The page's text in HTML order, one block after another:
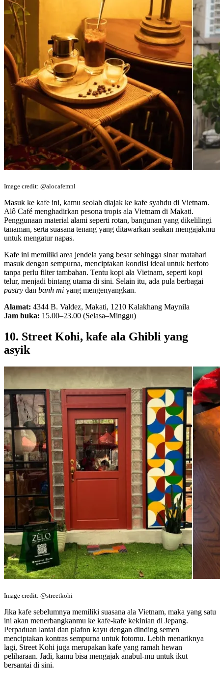
Image credit: @alocafemnl
Masuk ke kafe ini, kamu seolah diajak ke kafe syahdu di Vietnam.
Alô Café menghadirkan pesona tropis ala Vietnam di Makati.
Penggunaan material alami seperti rotan, bangunan yang dikelilingi
tanaman, serta suasana tenang yang ditawarkan seakan mengajakmu
untuk mengatur napas.
Kafe ini memiliki area jendela yang besar sehingga sinar matahari
masuk dengan sempurna, menciptakan kondisi ideal untuk berfoto
tanpa perlu filter tambahan. Tentu kopi ala Vietnam, seperti kopi
telur, menjadi bintang utama di sini. Selain itu, ada pula berbagai
pastry dan banh mi yang mengenyangkan.
Alamat: 4344 B. Valdez, Makati, 1210 Kalakhang Maynila
Jam buka: 15.00–23.00 (Selasa–Minggu)
10. Street Kohi, kafe ala Ghibli yang
asyik
Image credit: @streetkohi
Jika kafe sebelumnya memiliki suasana ala Vietnam, maka yang satu
ini akan menerbangkanmu ke kafe-kafe kekinian di Jepang.
Perpaduan lantai dan plafon kayu dengan dinding semen
menciptakan kontras sempurna untuk fotomu. Lebih menariknya
lagi, Street Kohi juga merupakan kafe yang ramah hewan
peliharaan. Jadi, kamu bisa mengajak anabul-mu untuk ikut
bersantai di sini.